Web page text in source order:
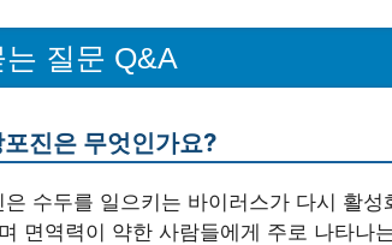
질문 Q&A
진은 무엇인가요?
은 수두를 일으키는 바이러스가 다시 활
면역력이 약한 사람들에게 주로 나타나